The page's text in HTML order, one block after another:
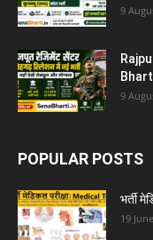
9
9
POPULAR POSTS
भर्ती
19